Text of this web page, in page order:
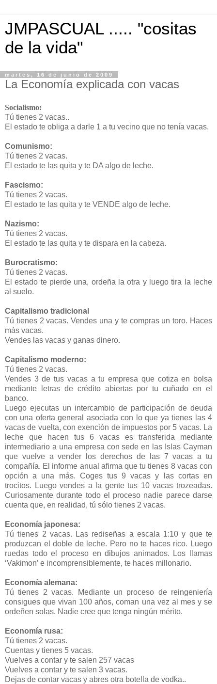
JMPASCUAL ..... "cositas
de la vida"
martes, 16 de junio de 2009
La Economía explicada con vacas
Socialismo:
Tú tienes 2 vacas..
El estado te obliga a darle 1 a tu vecino que no tenía vacas.
Comunismo:
Tú tienes 2 vacas.
El estado te las quita y te DA algo de leche.
Fascismo:
Tú tienes 2 vacas.
El estado te las quita y te VENDE algo de leche.
Nazismo:
Tú tienes 2 vacas.
El estado te las quita y te dispara en la cabeza.
Burocratismo:
Tú tienes 2 vacas.
El estado te pierde una, ordeña la otra y luego tira la leche
al suelo.
Capitalismo tradicional
Tú tienes 2 vacas. Vendes una y te compras un toro. Haces
más vacas.
Vendes las vacas y ganas dinero.
Capitalismo moderno:
Tú tienes 2 vacas.
Vendes 3 de tus vacas a tu empresa que cotiza en bolsa
mediante letras de crédito abiertas por tu cuñado en el
banco.
Luego ejecutas un intercambio de participación de deuda
con una oferta general asociada con lo que ya tienes las 4
vacas de vuelta, con exención de impuestos por 5 vacas. La
leche que hacen tus 6 vacas es transferida mediante
intermediario a una empresa con sede en las Islas Cayman
que vuelve a vender los derechos de las 7 vacas a tu
compañía. El informe anual afirma que tu tienes 8 vacas con
opción a una más. Coges tus 9 vacas y las cortas en
trocitos. Luego vendes a la gente tus 10 vacas trozeadas.
Curiosamente durante todo el proceso nadie parece darse
cuenta que, en realidad, tú sólo tienes 2 vacas.
Economía japonesa:
Tú tienes 2 vacas. Las rediseñas a escala 1:10 y que te
produzcan el doble de leche. Pero no te haces rico. Luego
ruedas todo el proceso en dibujos animados. Los llamas
‘Vakimon’ e incomprensiblemente, te haces millonario.
Economía alemana:
Tú tienes 2 vacas. Mediante un proceso de reingeniería
consigues que vivan 100 años, coman una vez al mes y se
ordeñen solas. Nadie cree que tenga ningún mérito.
Economía rusa:
Tú tienes 2 vacas.
Cuentas y tienes 5 vacas.
Vuelves a contar y te salen 257 vacas
Vuelves a contar y te salen 3 vacas.
Dejas de contar vacas y abres otra botella de vodka..